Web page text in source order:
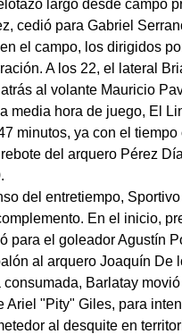
largo desde campo
cedió para Gabriel
el campo, los dirigidos
A los 22, el lateral
al volante Mauricio
media hora de juego, El
minutos, ya con el
del arquero Pérez
del entretiempo,
En el inicio,
para el goleador Agustín
al arquero Joaquín De
consumada, Barlatay
Ariel "Pity" Giles, para
al desquite en